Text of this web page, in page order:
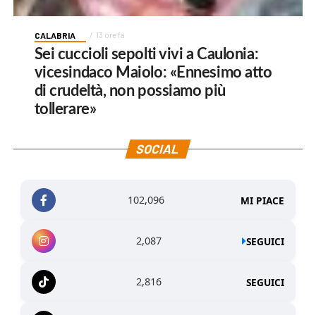
CALABRIA 13 ore fa
Sei cuccioli sepolti vivi a Caulonia:
vicesindaco Maiolo: «Ennesimo atto
di crudeltà, non possiamo più
tollerare»
SOCIAL
102,096 MI PIACE
2,087 SEGUICI
2,816 SEGUICI